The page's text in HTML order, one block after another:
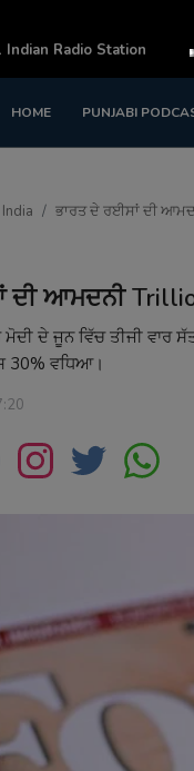
HOME PUNJABI
Register
India ਭਾਰਤ ਦੇ ਰਈਸਾਂ ਦੀ
ਦੀ ਆਮਦਨੀ
ਮੋਦੀ ਦੇ ਜੂਨ ਵਿੱਚ ਤੀਜੀ ਵਾਰ
30% ਵਧਿਆ।
Radio Station